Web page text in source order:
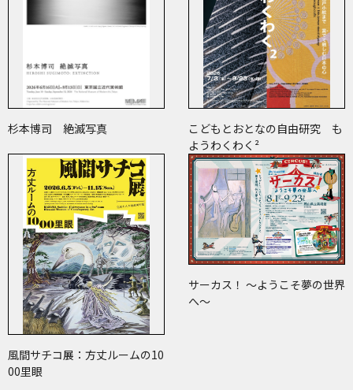
杉本博司 絶滅写真
こどもとおとなの自由研究 も
ようわくわく²
風間サチコ展：方丈ルームの10
00里眼
サーカス！ ～ようこそ夢の世界
へ～